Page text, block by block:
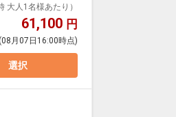
ります。
なプランもござ
設使用料を別途
い。
大人1名様あたり）
61,100 円
(08月07日16:00時点)
選択